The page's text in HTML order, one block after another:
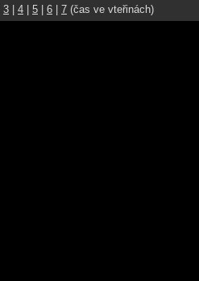
3 4 5 6 7 (čas ve vteřinách)